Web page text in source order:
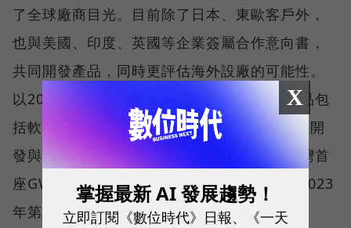
了全球廠商目光。目前除了日本、東歐客戶外，
也與美國、印度、英國等企業簽屬合作意向書，
共同開發產品，同時更評估海外設廠的可能性。
以2015年成立的新創格斯科技為例，旗下產品包
括軟包電池芯、電池模組開發製造、儲能系統開
發與組裝應用，2021年在桃園中壢打造的台灣首
座GW電池超級工廠已於今年4月落成，預計2023
年第3季投產，2024年第2季產能也已經達到
X
掌握最新 AI 發展趨勢！
立即訂閱《數位時代》日報、《一天